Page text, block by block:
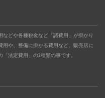
どや各種税金など「諸費用」が掛かり
用や、整備に掛かる費用など、販売店に
法定費用」の2種類の事です。